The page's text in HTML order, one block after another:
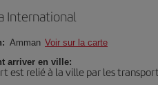
International
Amman Voir sur la carte
arriver en ville:
est relié à la ville par les